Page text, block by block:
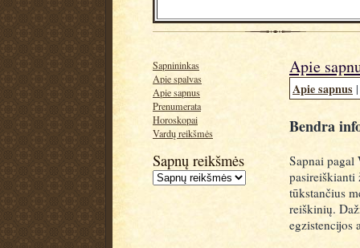
Sapnininkas
Apie spalvas
Apie sapnus
Prenumerata
Horoskopai
Vardų reikšmės
Sapnų reikšmės
Apie
Apie sapnus
Bendra
Sapnai
pasireiškianti
tūkstančius
reiškinių.
egzistencijos